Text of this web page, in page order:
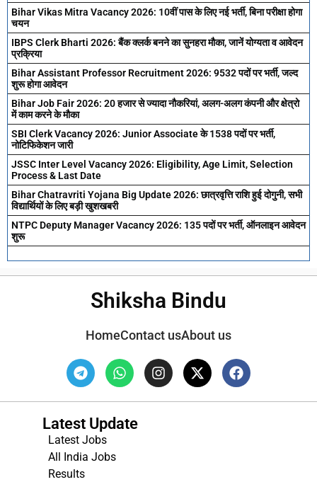
Bihar Vikas Mitra Vacancy 2026: 10वीं पास के लिए नई भर्ती, बिना परीक्षा होगा
चयन
IBPS Clerk Bharti 2026: बैंक क्लर्क बनने का सुनहरा मौका, जानें योग्यता व आवेदन
प्रक्रिया
Bihar Assistant Professor Recruitment 2026: 9532 पदों पर भर्ती, जल्द
शुरू होगा आवेदन
Bihar Job Fair 2026: 20 हजार से ज्यादा नौकरियां, अलग-अलग कंपनी और क्षेत्रो
में काम करने के मौका
SBI Clerk Vacancy 2026: Junior Associate के 1538 पदों पर भर्ती,
नोटिफिकेशन जारी
JSSC Inter Level Vacancy 2026: Eligibility, Age Limit, Selection
Process & Last Date
Bihar Chatravriti Yojana Big Update 2026: छात्रवृत्ति राशि हुई दोगुनी, सभी
विद्यार्थियों के लिए बड़ी खुशखबरी
NTPC Deputy Manager Vacancy 2026: 135 पदों पर भर्ती, ऑनलाइन आवेदन
शुरू
Shiksha Bindu
HomeContact usAbout us
Latest Update
Latest Jobs
All India Jobs
Results